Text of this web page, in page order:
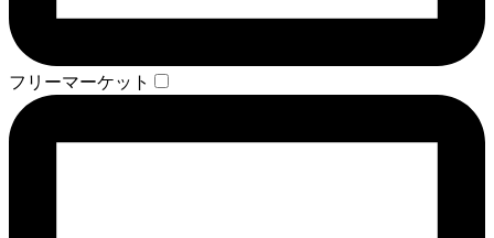
フリーマーケット